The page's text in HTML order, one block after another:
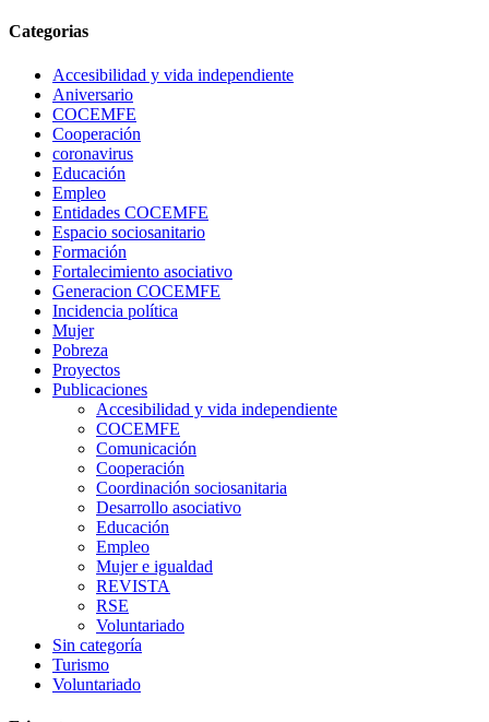
Categorias
Accesibilidad y vida independiente
Aniversario
COCEMFE
Cooperación
coronavirus
Educación
Empleo
Entidades COCEMFE
Espacio sociosanitario
Formación
Fortalecimiento asociativo
Generacion COCEMFE
Incidencia política
Mujer
Pobreza
Proyectos
Publicaciones
Accesibilidad y vida independiente
COCEMFE
Comunicación
Cooperación
Coordinación sociosanitaria
Desarrollo asociativo
Educación
Empleo
Mujer e igualdad
REVISTA
RSE
Voluntariado
Sin categoría
Turismo
Voluntariado